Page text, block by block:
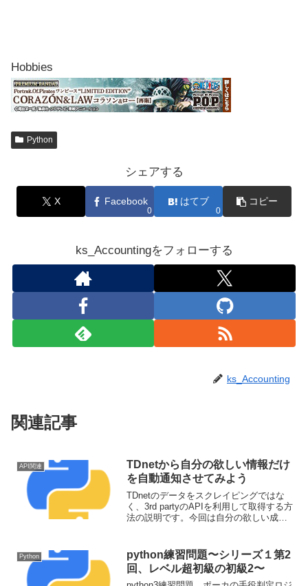
Hobbies
Python
シェアする
X Facebook
0
はてブ
0
コピー
ks_Accountingをフォローする
ks_Accounting
関連記事
API関連
TDnetから自分の欲しい情報だけ
を自動通知させてみよう
TDnetのデータをスクレイピングではな
く、3rd partyのAPIを利用して取得する方
法の説明です。今回は自分の欲しい成長
しています。他にも第三者委員会の報告
書がでたら通知を出すなどの方法も面白
いです。
Python
python練習問題〜シリーズ１第2
回、レベル超初級の初級2〜